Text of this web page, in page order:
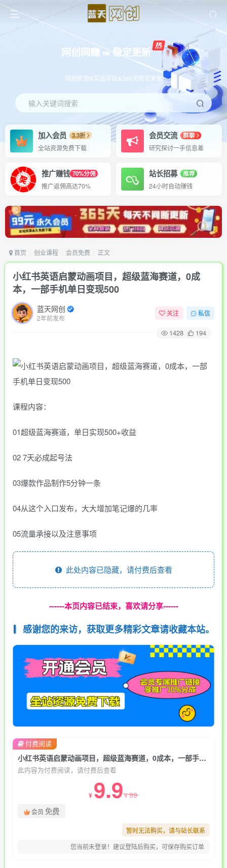
网创网赚 ∞ 稳定更新
网创资源&实战项目&365天稳定更新
输入关键词搜索
加入会员
3.3折
全站资源免费下载
会员交流
群聊
研究探讨一手信息差
推广赚钱 70%分佣
推广返佣高达70%
站长招募
推荐
24小时自动赚钱
首页 创业课程 会员免费 正文
小红书英语启蒙动画项目，超级蓝海赛道，0成
本，一部手机单日变现500
蓝天网创
2年前发布
关注 私信
1428 194
课程内容：
01超级蓝海赛道，单日实现500+收益
02 7天必成起号法
03爆款作品制作5分钟一条
04从这个入口发布，大大增加笔记爆的几率
05流量承接以及注意事项
此处内容已隐藏，请付费后查看
------本页内容已结束，喜欢请分享------
感谢您的来访，获取更多精彩文章请收藏本站。
小红书英语启蒙动画项目，超级蓝海赛道，0成本，一部手机单日变现500
此内容为付费阅读，请付费后查看
¥ 9.9¥99
会员 免费
暂时无法购买，请与站长联系
您当前未登录！建议登陆后购买，可保存购买订单
付费阅读